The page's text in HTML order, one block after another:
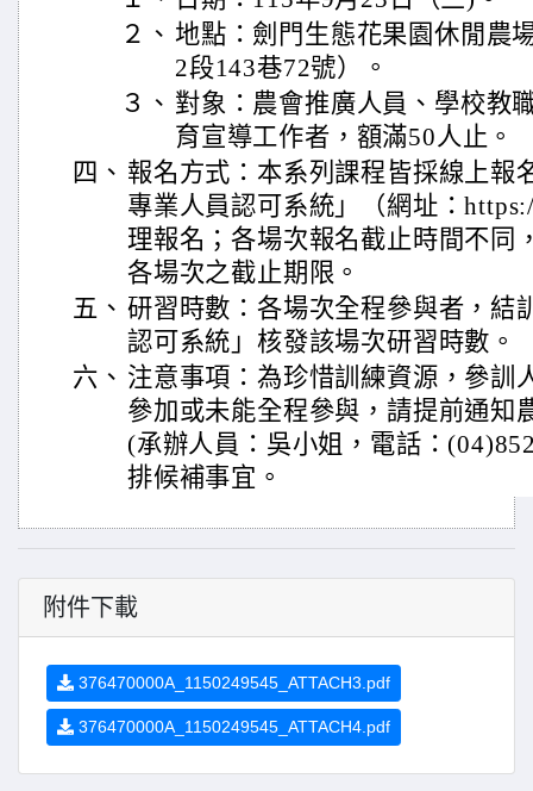
２、 地點：劍門生態花果園休閒農
2段143巷72號）。
３、 對象：農會推廣人員、學校教
育宣導工作者，額滿50人止。
四、 報名方式：本系列課程皆採線上報
專業人員認可系統」（網址：
理報名；各場次報名截止時間不同
各場次之截止期限。
五、 研習時數：各場次全程參與者，結
認可系統」核發該場次研習時數。
六、 注意事項：為珍惜訓練資源，參訓
參加或未能全程參與，請提前通知
(承辦人員：吳小姐，電話：
排候補事宜。
附件下載
376470000A_1150249545_ATTACH3.pdf
376470000A_1150249545_ATTACH4.pdf